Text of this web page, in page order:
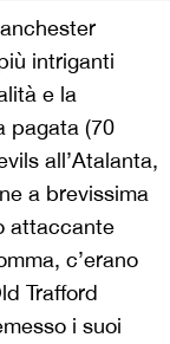
intriganti
e la
pagata (70
all’Atalanta,
a brevissima
attaccante
c’erano
Trafford
i suoi